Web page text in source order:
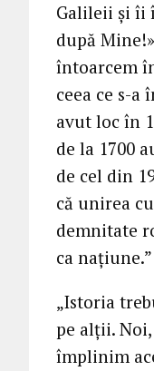
Galileii și îi
după
întoarcem
ceea ce s-a
avut loc în
de la 1700
de cel din
că unirea
demnitate
ca națiune.”
„Istoria
pe alții.
împlinim